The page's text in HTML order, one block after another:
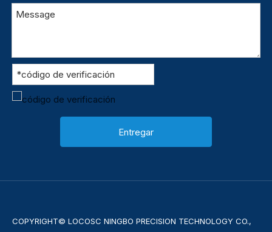
Entregar
COPYRIGHT© LOCOSC NINGBO PRECISION TECHNOLOGY CO.,